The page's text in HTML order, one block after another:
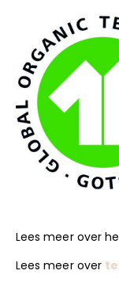
Lees meer over
Lees meer over